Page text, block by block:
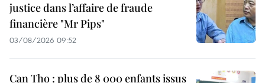
justice dans l’affaire de fraude
financière "Mr Pips"
03/08/2026 09:52
Can Tho : plus de 8 000 enfants issus